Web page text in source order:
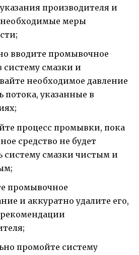
производителя и
меры
вводите промывочное
систему смазки и
необходимое давление
потока, указанные в
процесс промывки, пока
средство не будет
систему смазки чистым и
промывочное
и аккуратно удалите его,
промойте систему